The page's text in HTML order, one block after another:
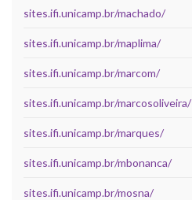
sites.ifi.unicamp.br/machado/
sites.ifi.unicamp.br/maplima/
sites.ifi.unicamp.br/marcom/
sites.ifi.unicamp.br/marcosoliveira/
sites.ifi.unicamp.br/marques/
sites.ifi.unicamp.br/mbonanca/
sites.ifi.unicamp.br/mosna/